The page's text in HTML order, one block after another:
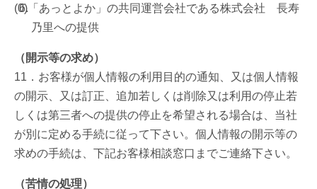
「あっとよか」の共同運営会社である株式会社 長寿
乃里への提供
（開示等の求め）
11．お客様が個人情報の利用目的の通知、又は個人情報
の開示、又は訂正、追加若しくは削除又は利用の停止若
しくは第三者への提供の停止を希望される場合は、当社
が別に定める手続に従って下さい。個人情報の開示等の
求めの手続は、下記お客様相談窓口までご連絡下さい。
（苦情の処理）